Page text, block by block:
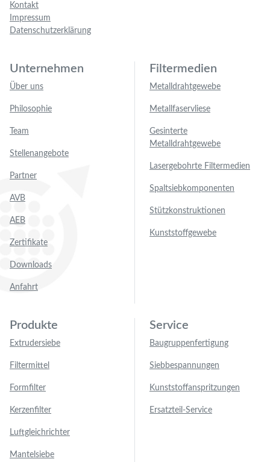
Kontakt
Impressum
Datenschutzerklärung
Unternehmen
Über uns
Philosophie
Team
Stellenangebote
Partner
AVB
AEB
Zertifikate
Downloads
Anfahrt
Filtermedien
Metalldrahtgewebe
Metallfaservliese
Gesinterte
Metalldrahtgewebe
Lasergebohrte Filtermedien
Spaltsiebkomponenten
Stützkonstruktionen
Kunststoffgewebe
Produkte
Extrudersiebe
Filtermittel
Formfilter
Kerzenfilter
Luftgleichrichter
Mantelsiebe
Service
Baugruppenfertigung
Siebbespannungen
Kunststoffanspritzungen
Ersatzteil-Service